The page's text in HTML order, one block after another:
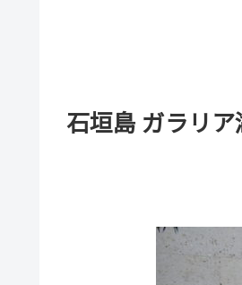
石垣島 ガラリ